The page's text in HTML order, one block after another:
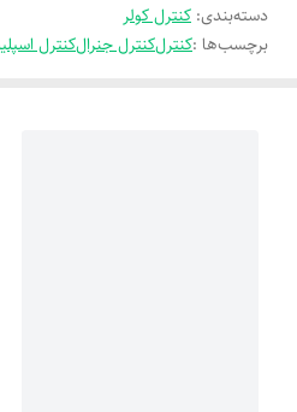
دسته‌بندی: کنترل کولر
برچسب‌ها :کنترلکنترل جنرالکنترل